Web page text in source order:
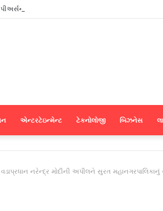
પીઅર્સને વિદેશમાં અભ્યાસ કરવા ઈચ્છતા વિદ્યાર્થીઓ માટે
એન્ટરટેઇન્મેન્ટ ટેકનોલોજી બિઝનેસ
નરેન્દ્ર મોદીની અપીલને સુરત મહાનગરપાલિકાનું